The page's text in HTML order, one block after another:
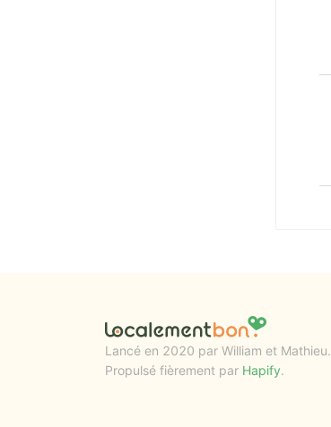
Lancé en 2020 par William et Mathieu.
Propulsé fièrement par Hapify.